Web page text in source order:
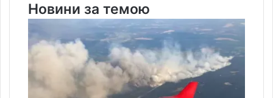
Новини за темою